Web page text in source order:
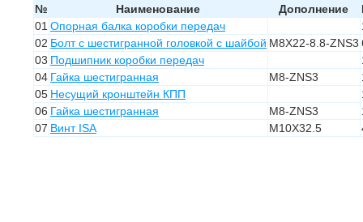
№ Наименование Дополнение
01 Опорная балка коробки передач
02 Болт с шестигранной головкой с шайбой M8X22-8.8-ZNS3
03 Подшипник коробки передач
04 Гайка шестигранная M8-ZNS3
05 Несущий кронштейн КПП
06 Гайка шестигранная M8-ZNS3
07 Винт ISA M10X32.5